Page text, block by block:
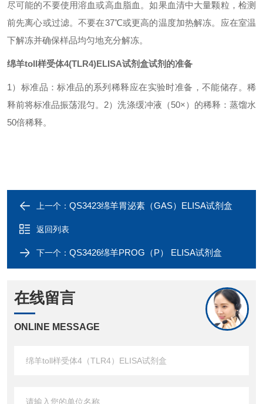
尽可能的不要使用溶血或高血脂血。如果血清中大量颗粒，检测
前先离心或过滤。不要在37℃或更高的温度加热解冻。应在室温
下解冻并确保样品均匀地充分解冻。
绵羊toll样受体4(TLR4)ELISA试剂盒试剂的准备
1）标准品：标准品的系列稀释应在实验时准备，不能储存。稀
释前将标准品振荡混匀。 2）洗涤缓冲液（50×）的稀释：蒸馏水
50倍稀释。
上一个： QS3423绵羊胃泌素（GAS）ELISA试剂盒
返回列表
下一个： QS3426绵羊PROG（P） ELISA试剂盒
在线留言
ONLINE MESSAGE